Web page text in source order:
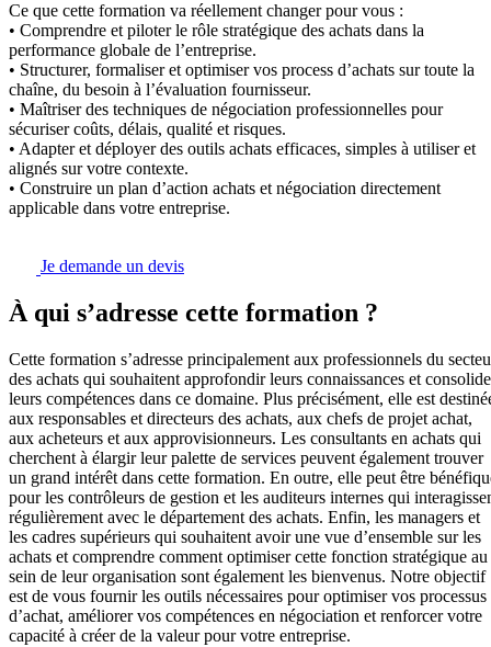
Ce que cette formation va réellement changer pour vous :
• Comprendre et piloter le rôle stratégique des achats dans la
performance globale de l’entreprise.
• Structurer, formaliser et optimiser vos process d’achats sur toute la
chaîne, du besoin à l’évaluation fournisseur.
• Maîtriser des techniques de négociation professionnelles pour
sécuriser coûts, délais, qualité et risques.
• Adapter et déployer des outils achats efficaces, simples à utiliser et
alignés sur votre contexte.
• Construire un plan d’action achats et négociation directement
applicable dans votre entreprise.
Je demande un devis
À qui s’adresse cette formation ?
Cette formation s’adresse principalement aux professionnels du
des achats qui souhaitent approfondir leurs connaissances et
leurs compétences dans ce domaine. Plus précisément, elle est
aux responsables et directeurs des achats, aux chefs de projet achat,
aux acheteurs et aux approvisionneurs. Les consultants en achats qui
cherchent à élargir leur palette de services peuvent également trouver
un grand intérêt dans cette formation. En outre, elle peut être
pour les contrôleurs de gestion et les auditeurs internes qui
régulièrement avec le département des achats. Enfin, les managers et
les cadres supérieurs qui souhaitent avoir une vue d’ensemble sur les
achats et comprendre comment optimiser cette fonction stratégique au
sein de leur organisation sont également les bienvenus. Notre objectif
est de vous fournir les outils nécessaires pour optimiser vos processus
d’achat, améliorer vos compétences en négociation et renforcer votre
capacité à créer de la valeur pour votre entreprise.